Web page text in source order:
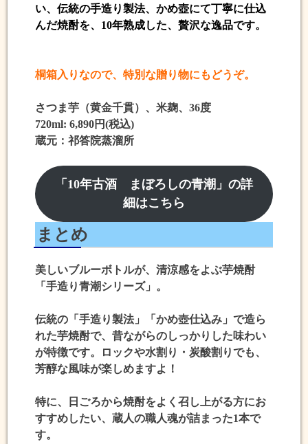
い、伝統の手造り製法、かめ壺にて丁寧に仕込
んだ焼酎を、10年熟成した、贅沢な逸品です。
桐箱入りなので、特別な贈り物にもどうぞ。
さつま芋（黄金千貫）、米麹、36度
720ml: 6,890円(税込)
蔵元：祁答院蒸溜所
「10年古酒 まぼろしの青潮」の詳
細はこちら
まとめ
美しいブルーボトルが、清涼感をよぶ芋焼酎
「手造り青潮シリーズ」。
伝統の「手造り製法」「かめ壺仕込み」で造ら
れた芋焼酎で、昔ながらのしっかりした味わい
が特徴です。ロックや水割り・炭酸割りでも、
芳醇な風味が楽しめますよ！
特に、日ごろから焼酎をよく召し上がる方にお
すすめしたい、蔵人の職人魂が詰まった1本で
す。